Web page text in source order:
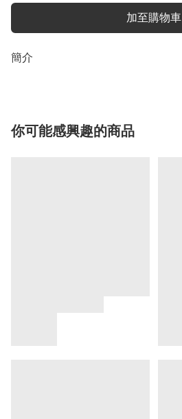
加至購物車
簡介
你可能感興趣的商品